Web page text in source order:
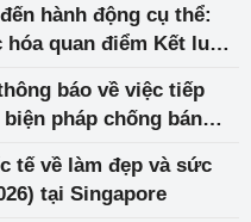
hành động cụ thể:
quan điểm Kết luận
đoạn 2026–2030
báo về việc tiếp
pháp chống bán
quốc Thái Lan và
tế về làm đẹp và sức
tại Singapore